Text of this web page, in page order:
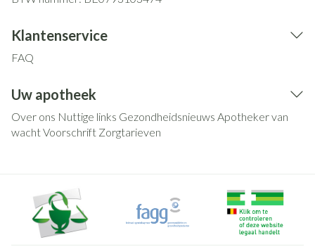
Klantenservice
FAQ
Uw apotheek
Over ons Nuttige links Gezondheidsnieuws Apotheker van
wachtVoorschrift Zorgtarieven